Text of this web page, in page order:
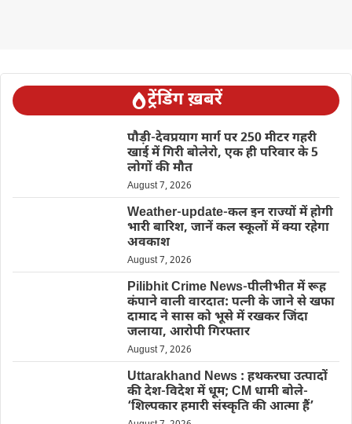
ट्रेंडिंग ख़बरें
पौड़ी-देवप्रयाग मार्ग पर 250 मीटर गहरी
खाई में गिरी बोलेरो, एक ही परिवार के 5
लोगों की मौत
August 7, 2026
Weather-update-कल इन राज्यों में होगी
भारी बारिश, जानें कल स्कूलों में क्या रहेगा
अवकाश
August 7, 2026
Pilibhit Crime News-पीलीभीत में रूह
कंपाने वाली वारदात: पत्नी के जाने से खफा
दामाद ने सास को भूसे में रखकर जिंदा
जलाया, आरोपी गिरफ्तार
August 7, 2026
Uttarakhand News : हथकरघा उत्पादों
की देश-विदेश में धूम; CM धामी बोले-
‘शिल्पकार हमारी संस्कृति की आत्मा हैं’